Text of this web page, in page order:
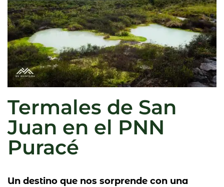
Termales de San
Juan en el PNN
Puracé
Un destino que nos sorprende con una